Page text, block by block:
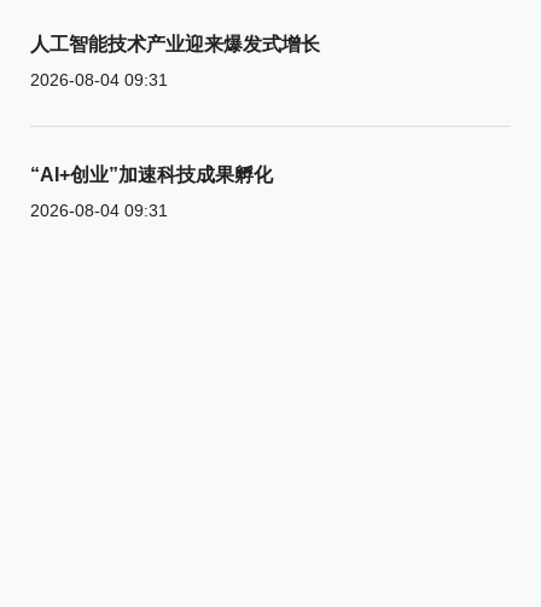
人工智能技术产业迎来爆发式增长
2026-08-04 09:31
“AI+创业”加速科技成果孵化
2026-08-04 09:31